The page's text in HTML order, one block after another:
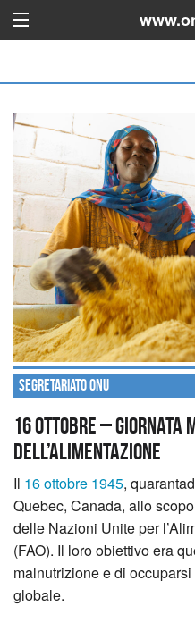
Segretariato ONU
16 OTTOBRE – GIORNATA
DELL’ALIMENTAZIONE
Il 16 ottobre 1945,
Quebec, Canada, allo
delle Nazioni Unite per
(FAO). Il loro obiettivo era
malnutrizione e di
globale.